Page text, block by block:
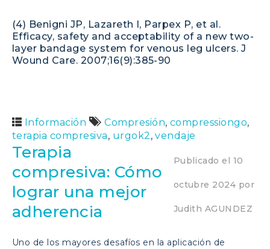
(4) Benigni JP, Lazareth I, Parpex P, et al.
Efficacy, safety and acceptability of a new two-
layer bandage system for venous leg ulcers. J
Wound Care. 2007;16(9):385-90
Información Compresión, compressiongo,
terapia compresiva, urgok2,vendaje
Terapia
compresiva: Cómo
lograr una mejor
adherencia
Publicado el 10
octubre 2024 por
Judith AGUNDEZ
Uno de los mayores desafíos en la aplicación de